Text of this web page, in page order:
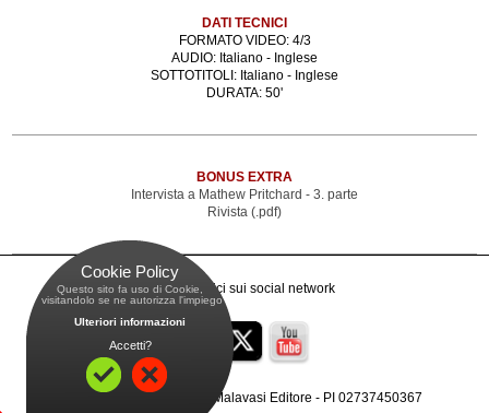
DATI TECNICI
FORMATO VIDEO: 4/3
AUDIO: Italiano - Inglese
SOTTOTITOLI: Italiano - Inglese
DURATA: 50'
BONUS EXTRA
Intervista a Mathew Pritchard - 3. parte
Rivista (.pdf)
Raggiungici sui social network
Copyright © 2001-2026, Malavasi Editore - PI 02737450367
Cookie Policy
Questo sito fa uso di Cookie,
visitandolo se ne autorizza l'impiego
Ulteriori informazioni
Accetti?